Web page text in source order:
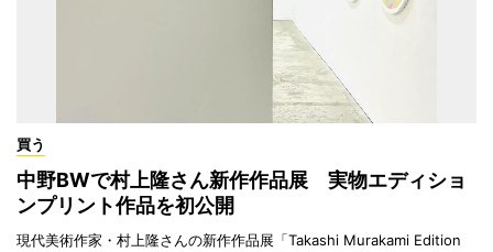
買う
中野BWで村上隆さん新作作品展 実物エディショ
ンプリント作品を初公開
現代美術作家・村上隆さんの新作作品展「Takashi Murakami Edition